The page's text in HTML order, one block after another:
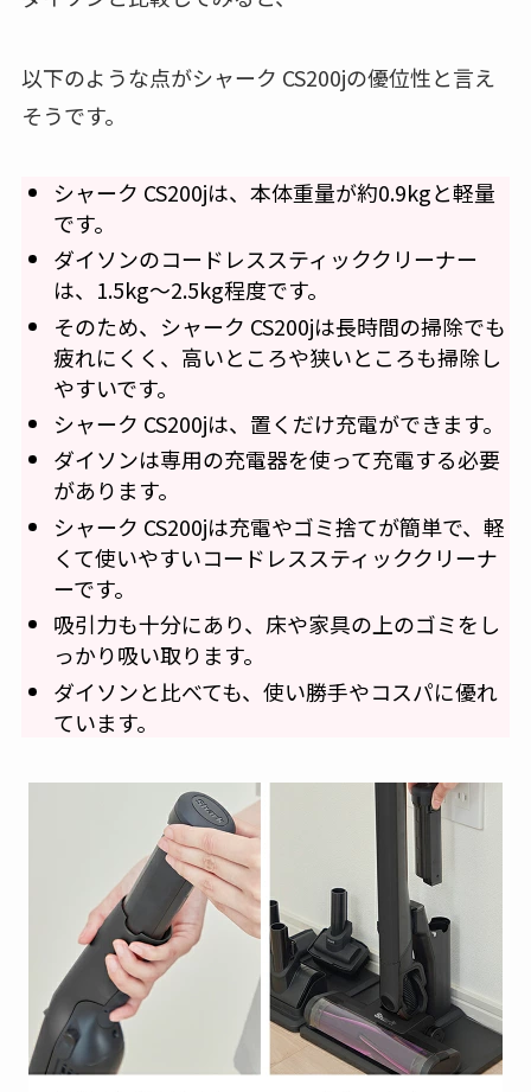
以下のような点がシャーク CS200jの優位性と言え
そうです。
シャーク CS200jは、本体重量が約0.9kgと軽量
です。
ダイソンのコードレススティッククリーナー
は、1.5kg～2.5kg程度です。
そのため、シャーク CS200jは長時間の掃除でも
疲れにくく、高いところや狭いところも掃除し
やすいです。
シャーク CS200jは、置くだけ充電ができます。
ダイソンは専用の充電器を使って充電する必要
があります。
シャーク CS200jは充電やゴミ捨てが簡単で、軽
くて使いやすいコードレススティッククリーナ
ーです。
吸引力も十分にあり、床や家具の上のゴミをし
っかり吸い取ります。
ダイソンと比べても、使い勝手やコスパに優れ
ています。